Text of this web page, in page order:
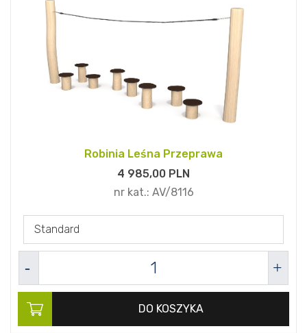
Robinia Leśna Przeprawa
4 985,00 PLN
nr kat.: AV/8116
Standard
DO KOSZYKA